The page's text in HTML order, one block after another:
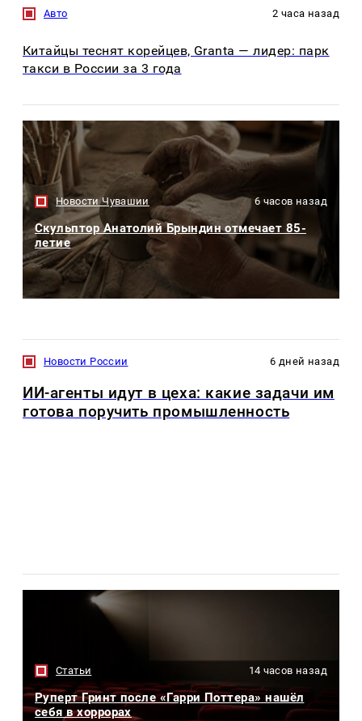
Авто 2 часа назад
Китайцы теснят корейцев, Granta — лидер: парк
такси в России за 3 года
Новости Чувашии 6 часов назад
Скульптор Анатолий Брындин отмечает 85-
летие
Новости России 6 дней назад
ИИ-агенты идут в цеха: какие задачи им
готова поручить промышленность
Статьи 14 часов назад
Руперт Гринт после «Гарри Поттера» нашёл
себя в хоррорах